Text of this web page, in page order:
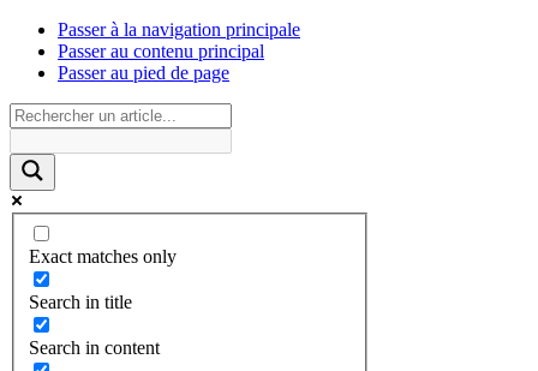
Passer à la navigation principale
Passer au contenu principal
Passer au pied de page
Exact matches only
Search in title
Search in content